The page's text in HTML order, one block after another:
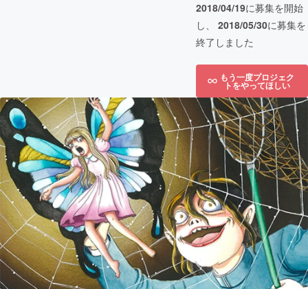
2018/04/19に募集を開始
し、 2018/05/30に募集を
終了しました
もう一度プロジェク
トをやってほしい